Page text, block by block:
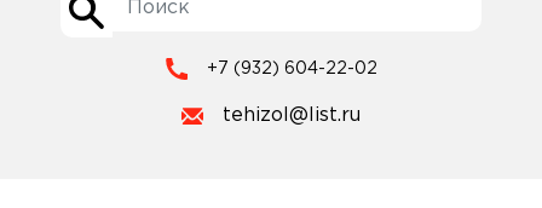
+7 (932) 604-22-02
tehizol@list.ru